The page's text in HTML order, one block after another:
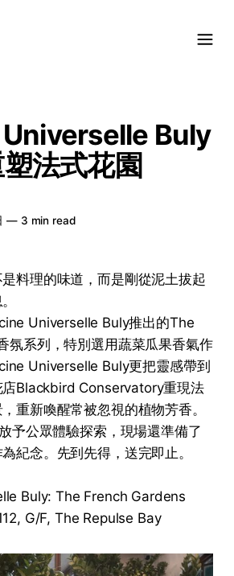
Buly
法式花園
—3 min read
料理的味道，而是剛從泥土拔起
Universelle Buly推出的The
氛系列，特別選用蔬菜瓜果香氣作
Universelle Buly更把靈感帶到
店Blackbird Conservatory重現法
重新喚醒常被忽視的植物芳香。
予公眾體驗探索，現場還準備了
紀念。先到先得，送完即止。
Buly: The French Gardens
G/F, The Repulse Bay